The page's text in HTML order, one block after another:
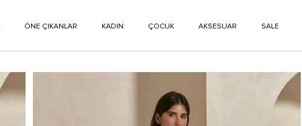
ÖNE ÇIKANLAR KADIN ÇOCUK AKSESUAR SALE